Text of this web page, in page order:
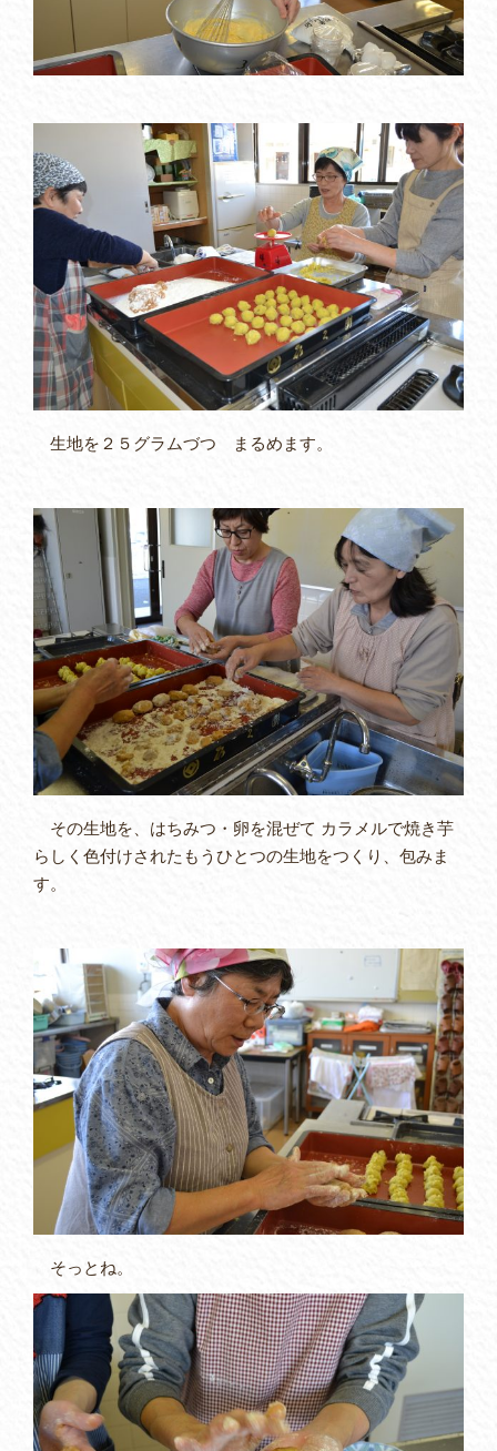
生地を２５グラムづつ まるめます。
その生地を、はちみつ・卵を混ぜて カラメルで焼き芋
らしく色付けされたもうひとつの生地をつくり、包みま
す。
そっとね。